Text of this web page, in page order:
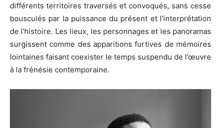
différents territoires traversés et convoqués, sans cesse
bousculés par la puissance du présent et l’interprétation
de l’histoire. Les lieux, les personnages et les panoramas
surgissent comme des apparitions furtives de mémoires
lointaines faisant coexister le temps suspendu de l’œuvre
à la frénésie contemporaine.